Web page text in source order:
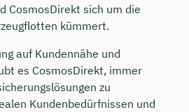
CosmosDirekt sich um die
kümmert.
auf Kundennähe und
es CosmosDirekt, immer
zu
Kundenbedürfnissen und